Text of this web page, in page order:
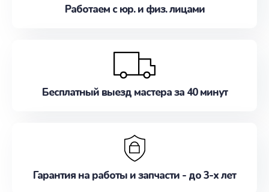
Работаем с юр. и физ. лицами
Бесплатный выезд мастера за 40 минут
Гарантия на работы и запчасти - до 3-х лет